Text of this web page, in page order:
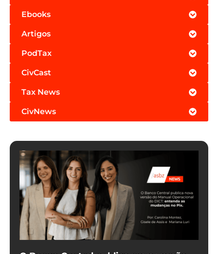
Ebooks
Artigos
PodTax
CivCast
Tax News
CivNews